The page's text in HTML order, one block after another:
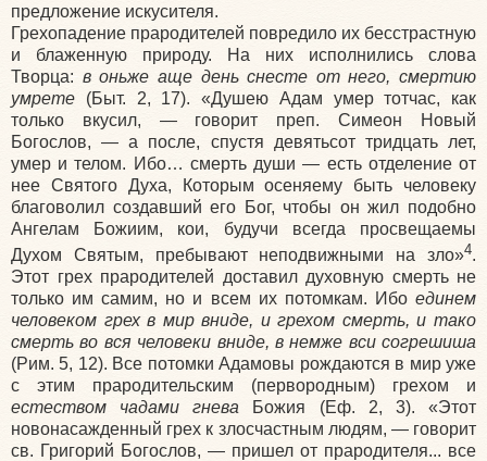
предложение искусителя.
Грехопадение прародителей повредило их бесстрастную
и блаженную природу. На них исполнились слова
Творца: в оньже аще день снесте от него, смертию
умрете (Быт. 2, 17). «Душею Адам умер тотчас, как
только вкусил, — говорит преп. Симеон Новый
Богослов, — а после, спустя девятьсот тридцать лет,
умер и телом. Ибо… смерть души — есть отделение от
нее Святого Духа, Которым осеняему быть человеку
благоволил создавший его Бог, чтобы он жил подобно
Ангелам Божиим, кои, будучи всегда просвещаемы
Духом Святым, пребывают неподвижными на зло»4.
Этот грех прародителей доставил духовную смерть не
только им самим, но и всем их потомкам. Ибо единем
человеком грех в мир вниде, и грехом смерть, и тако
смерть во вся человеки вниде, в немже вси согрешиша
(Рим. 5, 12). Все потомки Адамовы рождаются в мир уже
с этим прародительским (первородным) грехом и
естеством чадами
гнева Божия (Еф. 2, 3). «Этот
новонасажденный грех к злосчастным людям, — говорит
св. Григорий Богослов, — пришел от прародителя... все